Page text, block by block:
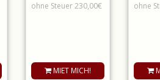
Bühne..
ohne Steuer 230,00€
MIET MICH!
Mieten
ohne